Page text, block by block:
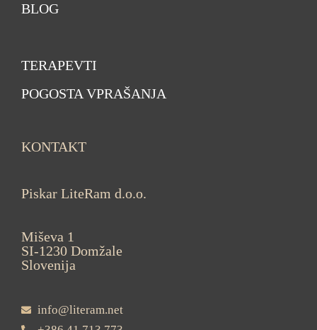
BLOG
TERAPEVTI
POGOSTA VPRAŠANJA
KONTAKT
Piskar LiteRam d.o.o.
Miševa 1
SI-1230 Domžale
Slovenija
info@literam.net